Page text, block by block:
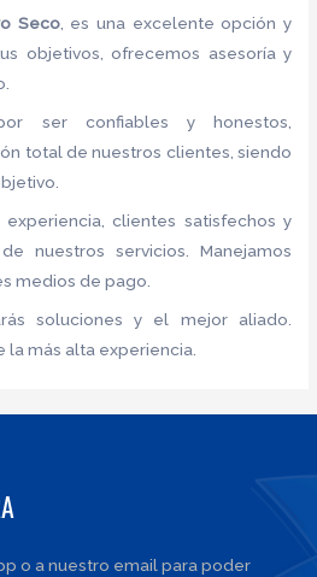
Seco, es una excelente opción y
objetivos, ofrecemos asesoría y
ser confiables y honestos,
total de nuestros clientes, siendo
clientes satisfechos y
nuestros servicios. Manejamos
medios de pago.
soluciones y el mejor aliado.
más alta experiencia.
o a nuestro email para poder